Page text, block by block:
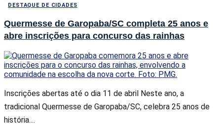
DESTAQUE DE CIDADES
Quermesse de Garopaba/SC completa 25 anos e
abre inscrições para concurso das rainhas
Inscrições abertas até o dia 11 de abril Neste ano, a
tradicional Quermesse de Garopaba/SC, celebra 25 anos de
história....